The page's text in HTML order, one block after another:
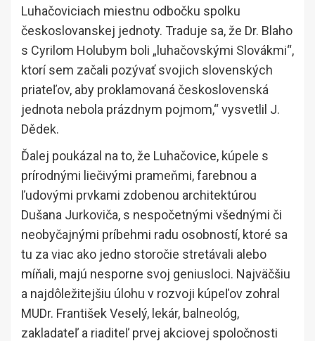
Luhačoviciach miestnu odbočku spolku
českoslovanskej jednoty. Traduje sa, že Dr. Blaho
s Cyrilom Holubym boli „luhačovskými Slovákmi“,
ktorí sem začali pozývať svojich slovenských
priateľov, aby proklamovaná československá
jednota nebola prázdnym pojmom,“ vysvetlil J.
Dědek.
Ďalej poukázal na to, že Luhačovice, kúpele s
prírodnými liečivými prameňmi, farebnou a
ľudovými prvkami zdobenou architektúrou
Dušana Jurkoviča, s nespočetnými všednými či
neobyčajnými príbehmi radu osobností, ktoré sa
tu za viac ako jedno storočie stretávali alebo
míňali, majú nesporne svoj ​​geniusloci. Najväčšiu
a najdôležitejšiu úlohu v rozvoji kúpeľov zohral
MUDr. František Veselý, lekár, balneológ,
zakladateľ a riaditeľ prvej akciovej spoločnosti